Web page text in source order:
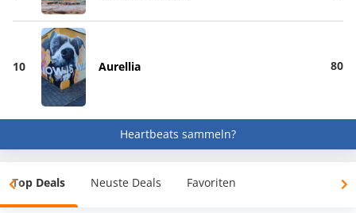
10 Aurellia 80
Heartbeats sammeln?
Top Deals Neuste Deals Favoriten